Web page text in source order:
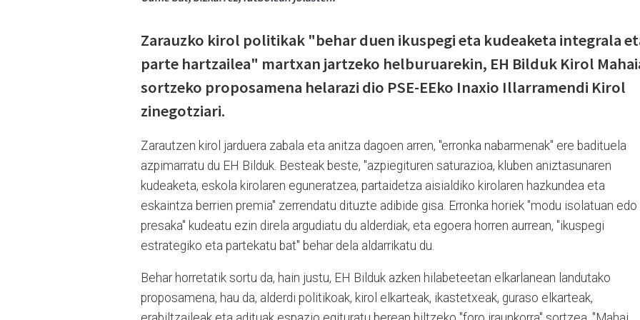
Zarauzko kirol politikak "behar duen ikuspegi eta kudeaketa integrala
parte hartzailea" martxan jartzeko helburuarekin, EH Bilduk Kirol
sortzeko proposamena helarazi dio PSE-EEko Inaxio Illarramendi Kirol
zinegotziari.
Zarautzen kirol jarduera zabala eta anitza dagoen arren, "erronka nabarmenak" ere badituela
azpimarratu du EH Bilduk. Besteak beste, "azpiegituren saturazioa, kluben aniztasunaren
kudeaketa, eskola kirolaren eguneratzea, partaidetza aisialdiko kirolaren hazkundea eta
eskaintza berrien premia" zerrendatu dituzte adibide gisa. Erronka horiek "modu isolatuan edo
presaka" kudeatu ezin direla argudiatu du alderdiak, eta egoera horren aurrean, "ikuspegi
estrategiko eta partekatu bat" behar dela aldarrikatu du.
Behar horretatik sortu da, hain justu, EH Bilduk azken hilabeteetan elkarlanean landutako
proposamena, hau da, alderdi politikoak, kirol elkarteak, ikastetxeak, guraso elkarteak,